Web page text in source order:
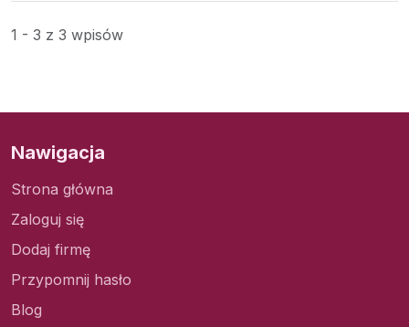
1 - 3 z 3 wpisów
Nawigacja
Strona główna
Zaloguj się
Dodaj firmę
Przypomnij hasło
Blog